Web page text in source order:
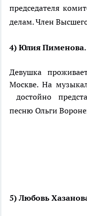
председателя
делам. Член
4) Юлия Пименова.
Девушка
Москве. На
достойно
песню Ольги
5) Любовь